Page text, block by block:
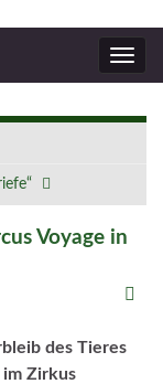
Voyage in
des Tieres
Zirkus